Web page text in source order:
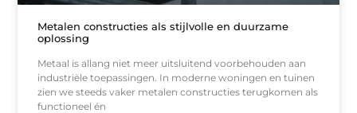
Metalen constructies als stijlvolle en duurzame
oplossing
Metaal is allang niet meer uitsluitend voorbehouden aan
industriële toepassingen. In moderne woningen en tuinen
zien we steeds vaker metalen constructies terugkomen als
functioneel én